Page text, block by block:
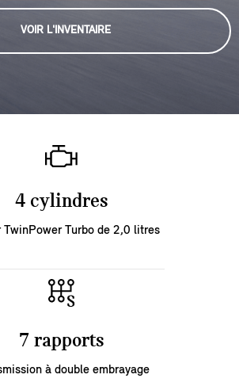
VOIR L'INVENTAIRE
4 cylindres
TwinPower Turbo de 2,0 litres
7 rapports
à double embrayage